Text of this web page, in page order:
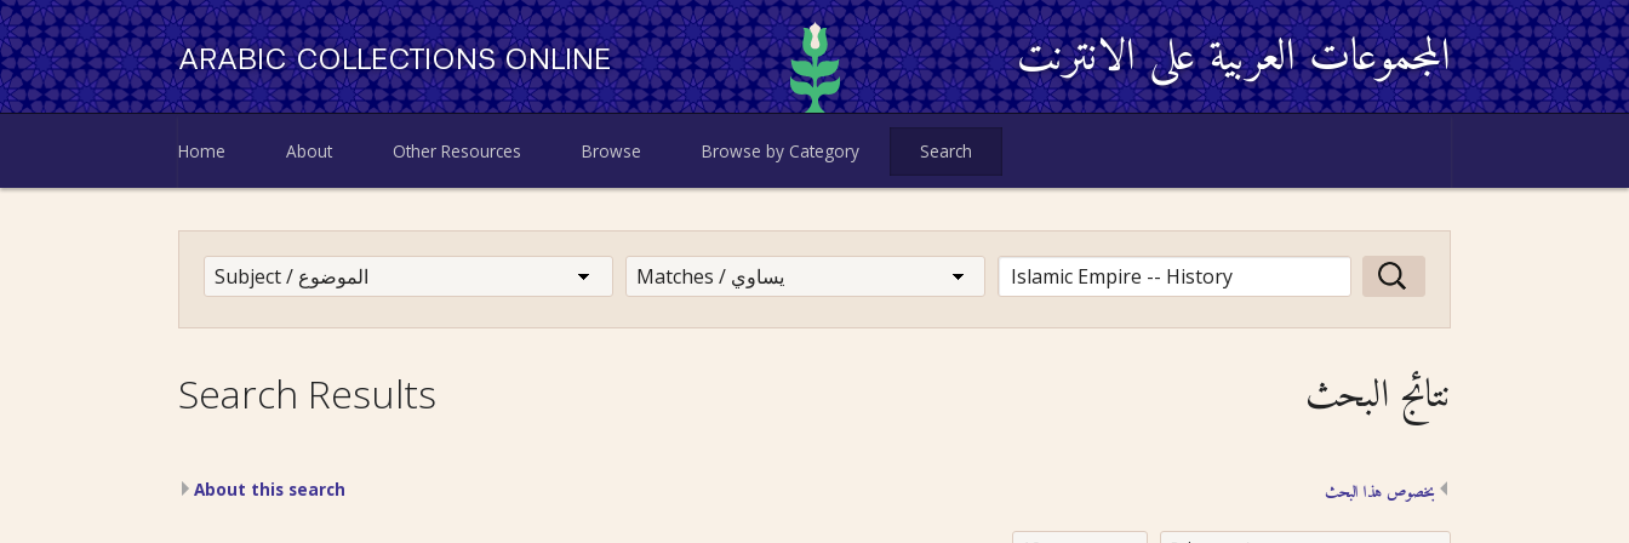
ARABIC COLLECTIONS ONLINE المجموعات العربية على الانترنت
Home About Other Resources Browse Browse by Category Search
Search Results نتائج البحث
About this search بخصوص هذا البحث